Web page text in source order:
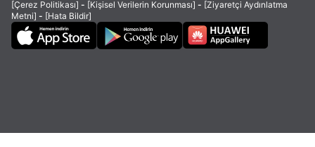
[Çerez Politikası] - [Kişisel Verilerin Korunması] - [Ziyaretçi Aydınlatma
Metni] - [Hata Bildir]